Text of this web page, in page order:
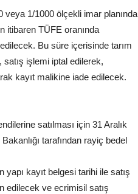
veya 1/1000 ölçekli imar planında
itibaren TÜFE oranında
Bu süre içerisinde tarım
satış işlemi iptal edilerek,
kayıt malikine iade edilecek.
satılması için 31 Aralık
tarafından rayiç bedel
yapı kayıt belgesi tarihi ile satış
edilecek ve ecrimisil satış